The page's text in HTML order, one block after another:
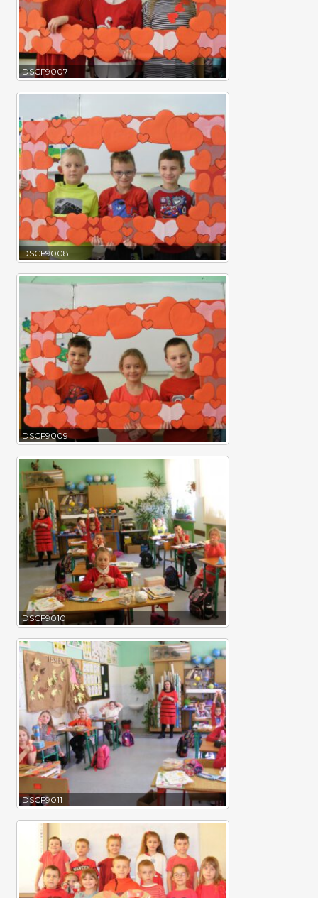
DSCF9007
DSCF9008
DSCF9009
DSCF9010
DSCF9011